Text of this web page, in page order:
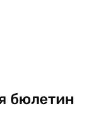
бюлетин